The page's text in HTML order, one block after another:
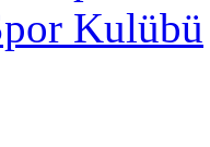
Kulübü